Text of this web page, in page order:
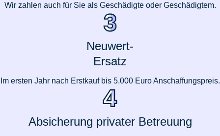
Wir zahlen auch für Sie als Geschädigte oder Geschädigtem.
Neuwert-
Ersatz
Im ersten Jahr nach Erstkauf bis 5.000 Euro Anschaffungspreis.
Absicherung privater Betreuung